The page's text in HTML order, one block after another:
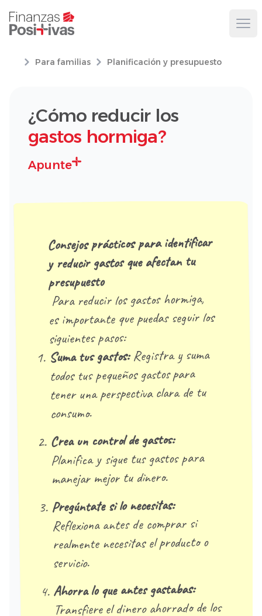
Para familias Planificación y presupuesto
¿Cómo reducir los
gastos hormiga?
Apunte
Consejos prácticos para identificar
y reducir gastos que afectan tu
presupuesto
Para reducir los gastos hormiga,
es importante que puedas seguir los
siguientes pasos:
Suma tus gastos:Registra y suma
todos tus pequeños gastos para
tener una perspectiva clara de tu
consumo.
Crea un control de gastos:
Planifica y sigue tus gastos para
manejar mejor tu dinero.
Pregúntate si lo necesitas:
Reflexiona antes de comprar si
realmente necesitas el producto o
servicio.
Ahorra lo que antes gastabas:
Transfiere el dinero ahorrado de los